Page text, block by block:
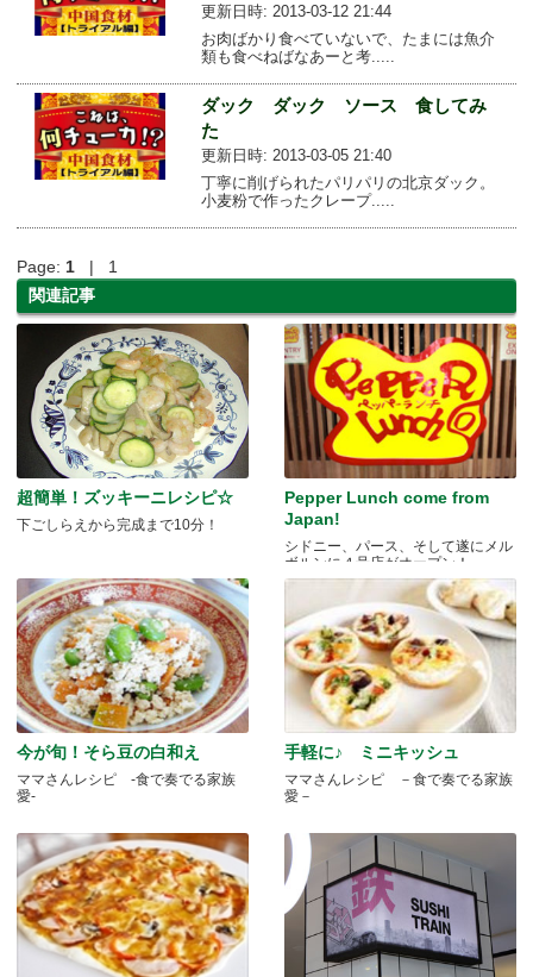
更新日時: 2013-03-12 21:44
お肉ばかり食べていないで、たまには魚介
類も食べねばなあーと考.....
ダック ダック ソース 食してみ
た
更新日時: 2013-03-05 21:40
丁寧に削げられたパリパリの北京ダック。
小麦粉で作ったクレープ.....
Page: 1 | 1
関連記事
超簡単！ズッキーニレシピ☆
下ごしらえから完成まで10分！
Pepper Lunch come from
Japan!
シドニー、パース、そして遂にメル
ボルンに４号店がオープン！
今が旬！そら豆の白和え
ママさんレシピ -食で奏でる家族
愛-
手軽に♪ ミニキッシュ
ママさんレシピ －食で奏でる家族
愛－